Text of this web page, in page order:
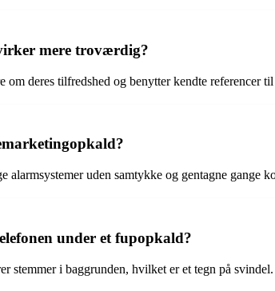
mere troværdig?
deres tilfredshed og benytter kendte referencer
uden samtykke og gentagne gange
under et fupopkald?
stemmer i baggrunden, hvilket er et tegn på svindel.